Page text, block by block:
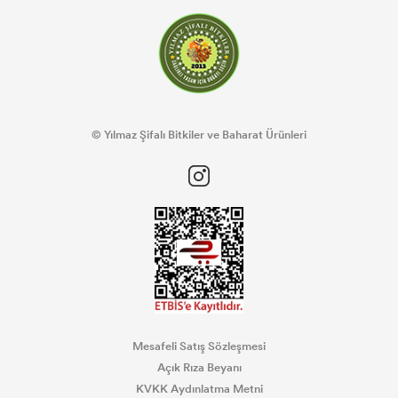
© Yılmaz Şifalı Bitkiler ve Baharat Ürünleri
Mesafeli Satış Sözleşmesi
Açık Rıza Beyanı
KVKK Aydınlatma Metni